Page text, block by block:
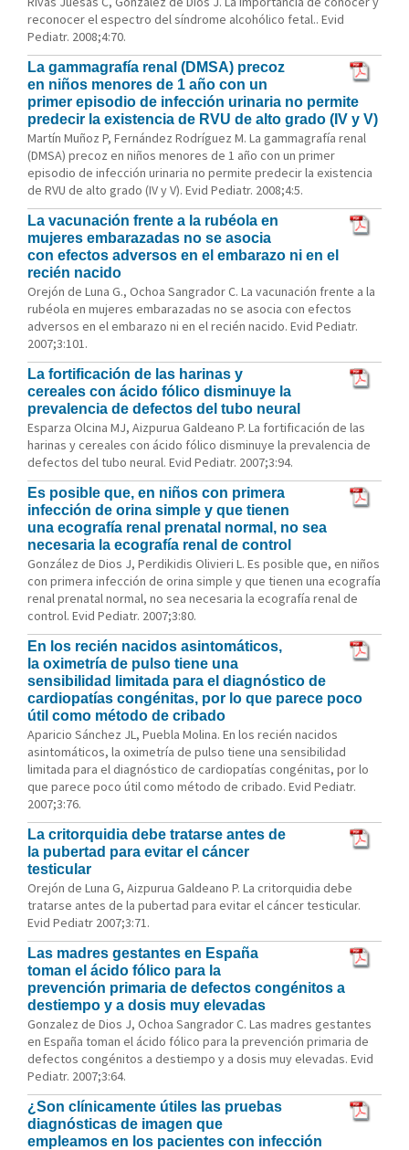
reconocer el espectro del síndrome alcohólico fetal.. Evid
Pediatr. 2008;4:70.
La gammagrafía renal (DMSA) precoz
en niños menores de 1 año con un
primer episodio de infección urinaria no permite
predecir la existencia de RVU de alto grado (IV y V)
Martín Muñoz P, Fernández Rodríguez M. La gammagrafía renal
(DMSA) precoz en niños menores de 1 año con un primer
episodio de infección urinaria no permite predecir la existencia
de RVU de alto grado (IV y V). Evid Pediatr. 2008;4:5.
La vacunación frente a la rubéola en
mujeres embarazadas no se asocia
con efectos adversos en el embarazo ni en el
recién nacido
Orejón de Luna G., Ochoa Sangrador C. La vacunación frente a la
rubéola en mujeres embarazadas no se asocia con efectos
adversos en el embarazo ni en el recién nacido. Evid Pediatr.
2007;3:101.
La fortificación de las harinas y
cereales con ácido fólico disminuye la
prevalencia de defectos del tubo neural
Esparza Olcina MJ, Aizpurua Galdeano P. La fortificación de las
harinas y cereales con ácido fólico disminuye la prevalencia de
defectos del tubo neural. Evid Pediatr. 2007;3:94.
Es posible que, en niños con primera
infección de orina simple y que tienen
una ecografía renal prenatal normal, no sea
necesaria la ecografía renal de control
González de Dios J, Perdikidis Olivieri L. Es posible que, en niños
con primera infección de orina simple y que tienen una ecografía
renal prenatal normal, no sea necesaria la ecografía renal de
control. Evid Pediatr. 2007;3:80.
En los recién nacidos asintomáticos,
la oximetría de pulso tiene una
sensibilidad limitada para el diagnóstico de
cardiopatías congénitas, por lo que parece poco
útil como método de cribado
Aparicio Sánchez JL, Puebla Molina. En los recién nacidos
asintomáticos, la oximetría de pulso tiene una sensibilidad
limitada para el diagnóstico de cardiopatías congénitas, por lo
que parece poco útil como método de cribado. Evid Pediatr.
2007;3:76.
La critorquidia debe tratarse antes de
la pubertad para evitar el cáncer
testicular
Orejón de Luna G, Aizpurua Galdeano P. La critorquidia debe
tratarse antes de la pubertad para evitar el cáncer testicular.
Evid Pediatr 2007;3:71.
Las madres gestantes en España
toman el ácido fólico para la
prevención primaria de defectos congénitos a
destiempo y a dosis muy elevadas
Gonzalez de Dios J, Ochoa Sangrador C. Las madres gestantes
en España toman el ácido fólico para la prevención primaria de
defectos congénitos a destiempo y a dosis muy elevadas. Evid
Pediatr. 2007;3:64.
¿Son clínicamente útiles las pruebas
diagnósticas de imagen que
empleamos en los pacientes con infección